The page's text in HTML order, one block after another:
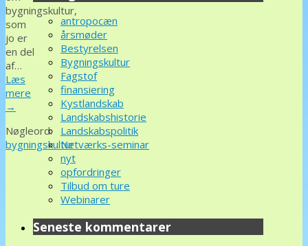
bygningskultur,
som
jo er
en del
af…
Læs
mere
→
Nøgleord:
bygningskultur
antropocæn
årsmøder
Bestyrelsen
Bygningskultur
Fagstof
finansiering
Kystlandskab
Landskabshistorie
Landskabspolitik
Netværks-seminar
nyt
opfordringer
Tilbud om ture
Webinarer
Seneste kommentarer